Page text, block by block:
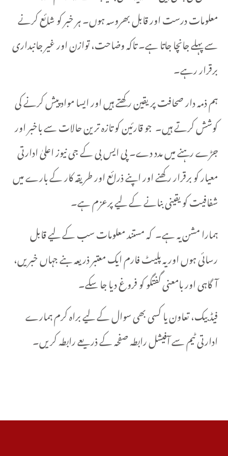
معلومات درست اور قابل بھروسہ ہوں۔ ہر خبر کو شائع کرنے
سے پہلے جانچا جاتا ہے۔ تاکہ وضاحت، توازن اور غیر جانبداری
برقرار رہے۔
ہم ذمہ دار صحافت پر یقین رکھتے ہیں اور ایسا مواد پیش کرنے کی
کوشش کرتے ہیں۔ جو قارئین کو تازہ ترین حالات سے باخبر اور
جڑے رہنے میں مدد دے۔ پی ایس بی کے جی نیوز اعلیٰ ادارتی
معیار کو برقرار رکھنے اور اپنے ذرائع اور طریقہ کار کے بارے میں
شفافیت کو یقینی بنانے کے لیے پرعزم ہے۔
ہمارا مشن یہ ہے۔ کہ مستند معلومات سب کے لیے قابل
رسائی ہوں اور یہ پلیٹ فارم ایک معتبر ذریعہ بنے جہاں خبریں،
آگاہی اور بامعنی گفتگو کو فروغ دیا جا سکے۔
فیڈ بیک، تعاون یا کسی بھی سوال کے لیے براہ کرم ہمارے
ادارتی ٹیم سے آفیشل رابطہ صفحہ کے ذریعے رابطہ کریں۔